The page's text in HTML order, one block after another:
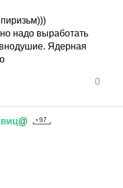
надо выработать
Ядерная
0
@